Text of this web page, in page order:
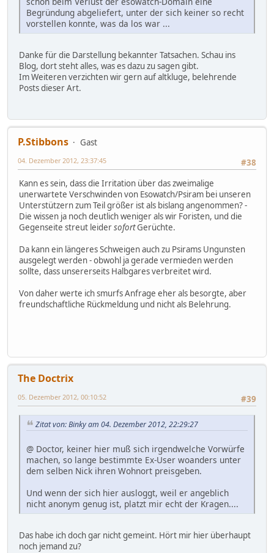
Begründung abgeliefert, unter der sich keiner so recht
vorstellen konnte, was da los war ...
Danke für die Darstellung bekannter Tatsachen. Schau ins
Blog, dort steht alles, was es dazu zu sagen gibt.
Im Weiteren verzichten wir gern auf altkluge, belehrende
Posts dieser Art.
P.Stibbons
Gast
#38
04. Dezember 2012, 23:37:45
Kann es sein, dass die Irritation über das zweimalige
unerwartete Verschwinden von Esowatch/Psiram bei unseren
Unterstützern zum Teil größer ist als bislang angenommen? -
Die wissen ja noch deutlich weniger als wir Foristen, und die
Gegenseite streut leidersofortGerüchte.
Da kann ein längeres Schweigen auch zu Psirams Ungunsten
ausgelegt werden - obwohl ja gerade vermieden werden
sollte, dass unsererseits Halbgares verbreitet wird.
Von daher werte ich smurfs Anfrage eher als besorgte, aber
freundschaftliche Rückmeldung und nicht als Belehrung.
The Doctrix
#39
05. Dezember 2012, 00:10:52
Zitat von: Binky am 04. Dezember 2012, 22:29:27
@ Doctor, keiner hier muß sich irgendwelche Vorwürfe
machen, so lange bestimmte Ex-User woanders unter
dem selben Nick ihren Wohnort preisgeben.
Und wenn der sich hier ausloggt, weil er angeblich
nicht anonym genug ist, platzt mir echt der Kragen....
Das habe ich doch gar nicht gemeint. Hört mir hier überhaupt
noch jemand zu?